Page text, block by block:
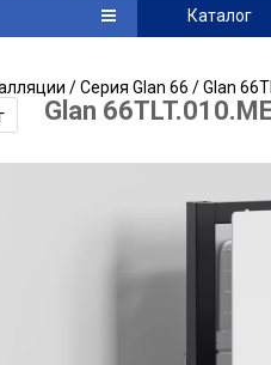
Каталог
/Серия Glan 66 / Glan
Glan